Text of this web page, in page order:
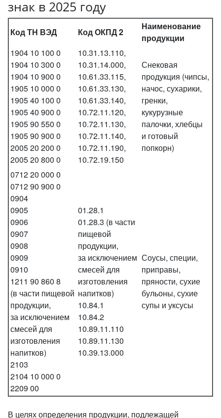
знак в 2025 году
Код ТН ВЭД Код ОКПД 2
Наименование
продукции
1904 10 100 0
1904 10 300 0
1904 10 900 0
1905 10 000 0
1905 40 100 0
1905 40 900 0
1905 90 550 0
1905 90 900 0
2005 20 200 0
2005 20 800 0
10.31.13.110,
10.31.14.000,
10.61.33.115,
10.61.33.130,
10.61.33.140,
10.72.11.120,
10.72.11.130,
10.72.11.140,
10.72.11.190,
10.72.19.150
Снековая
продукция (чипсы,
начос, сухарики,
гренки,
кукурузные
палочки, хлебцы
и готовый
попкорн)
0712 20 000 0
0712 90 900 0
0904
0905
0906
0907
0908
0909
0910
1211 90 860 8
(в части пищевой
продукции,
за исключением
смесей для
изготовления
напитков)
2103
2104 10 000 0
2209 00
01.28.1
01.28.3 (в части
пищевой
продукции,
за исключением
смесей для
изготовления
напитков)
10.84.1
10.84.2
10.89.11.110
10.89.11.130
10.39.13.000
Соусы, специи,
приправы,
пряности, сухие
бульоны, сухие
супы и уксусы
В целях определения продукции, подлежащей